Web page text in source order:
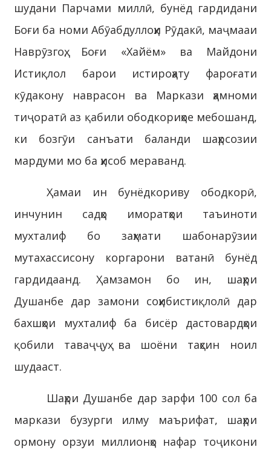
шудани Парчами миллӣ, бунёд гардидани
Боғи ба номи Абӯабдуллоҳи Рӯдакӣ, маҷмааи
Наврӯзгоҳ, Боғи «Хайём» ва Майдони
Истиқлол барои истироҳату фароғати
кӯдакону наврасон ва Маркази ҳамноми
тиҷоратӣ аз қабили ободкориҳое мебошанд,
ки бозгӯи санъати баланди шаҳрсозии
мардуми мо ба ҳисоб мераванд.
Ҳамаи ин бунёдкориву ободкорӣ,
инчунин садҳо иморатҳои таъиноти
мухталиф бо заҳмати шабонарӯзии
мутахассисону коргарони ватанӣ бунёд
гардидаанд. Ҳамзамон бо ин, шаҳри
Душанбе дар замони соҳибистиқлолӣ дар
бахшҳои мухталиф ба бисёр дастовардҳои
қобили таваҷҷуҳ ва шоёни таҳсин ноил
шудааст.
Шаҳри Душанбе дар зарфи 100 сол ба
маркази бузурги илму маърифат, шаҳри
ормону орзуи миллионҳо нафар тоҷикони